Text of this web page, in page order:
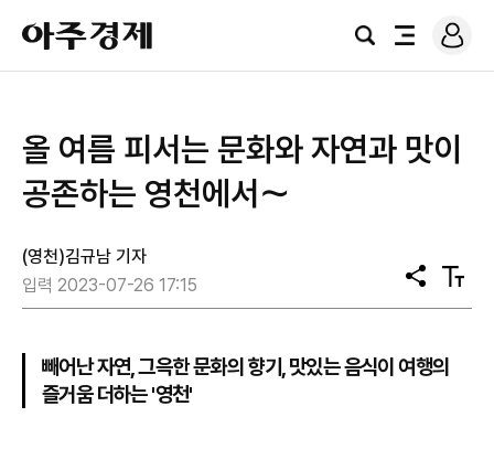
아
주
경
검
전
로
그
올 여름 피서는 문화와 자연과 맛이
공존하는 영천에서～
(영천)김규남 기자
입력 2023-07-26 17:15
공
유
텍
스
빼어난 자연, 그윽한 문화의 향기, 맛있는 음식이 여행의
즐거움 더하는 '영천'